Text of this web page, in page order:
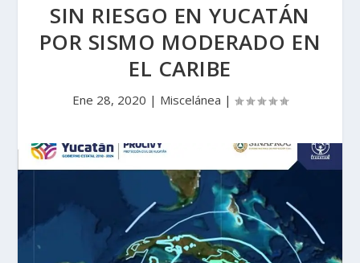
SIN RIESGO EN YUCATÁN
POR SISMO MODERADO EN
EL CARIBE
Ene 28, 2020 | Miscelánea |